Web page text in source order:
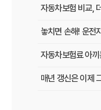
자동차보험 비교,
놓치면 손해! 운전
자동차보험료 아
매년 갱신은 이제